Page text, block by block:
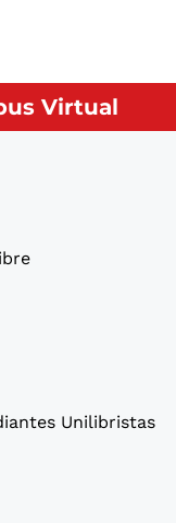
Virtual
Unilibristas